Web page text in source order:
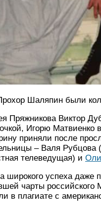
Шаляпин были
Пряжникова Виктор
Игорю Матвиенко
приняли после
– Валя Рубцова
телеведущая) и
широкого успеха
чарты
в плагиате с